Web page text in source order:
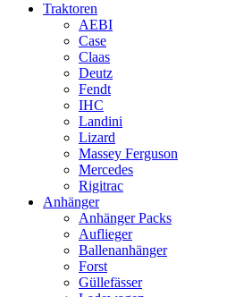
Traktoren
AEBI
Case
Claas
Deutz
Fendt
IHC
Landini
Lizard
Massey Ferguson
Mercedes
Rigitrac
Anhänger
Anhänger Packs
Auflieger
Ballenanhänger
Forst
Güllefässer